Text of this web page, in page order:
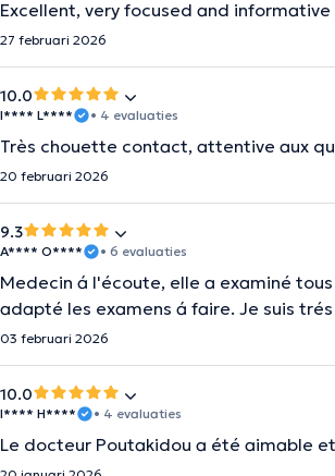
Excellent, very focused and
27 februari 2026
10.0
I**** L**** • 4 evaluaties
Très chouette contact, attentive aux
20 februari 2026
9.3
A**** O**** • 6 evaluaties
Medecin á l'écoute, elle a examiné
adapté les examens á faire. Je suis
03 februari 2026
10.0
I**** H**** • 4 evaluaties
Le docteur Poutakidou a été aimable